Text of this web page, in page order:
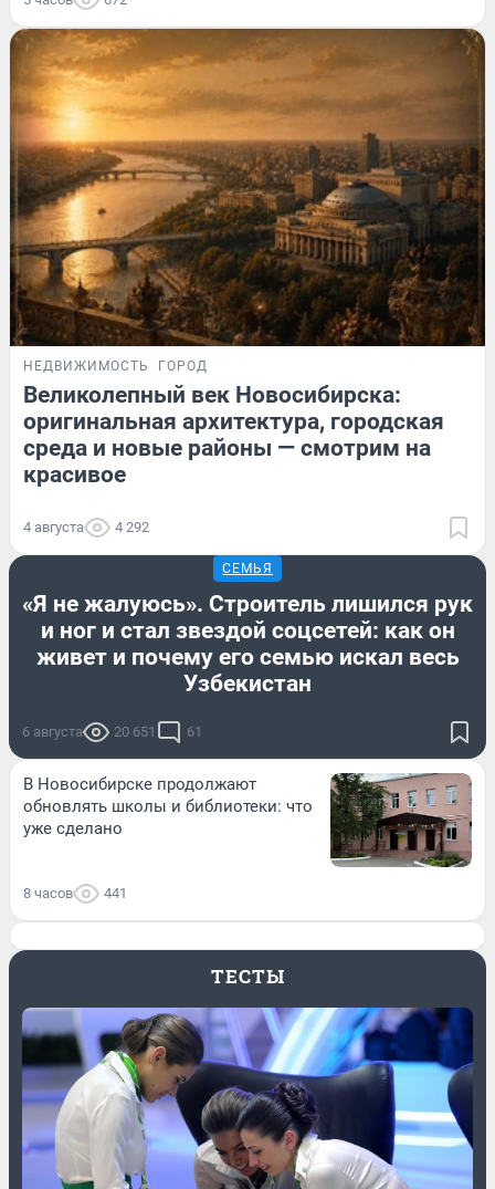
НЕДВИЖИМОСТЬ ГОРОД
Великолепный век Новосибирска:
оригинальная архитектура, городская
среда и новые районы — смотрим на
красивое
4 августа 4 292
СЕМЬЯ
«Я не жалуюсь». Строитель лишился рук
и ног и стал звездой соцсетей: как он
живет и почему его семью искал весь
Узбекистан
6 августа 20 651 61
В Новосибирске продолжают
обновлять школы и библиотеки: что
уже сделано
8 часов 441
ТЕСТЫ